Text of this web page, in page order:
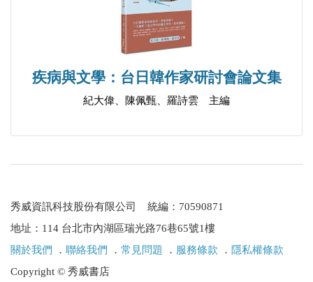
疾病與文學：台日韓作家研討會論文集
紀大偉、陳佩甄、羅詩雲 主編
秀威資訊科技股份有限公司 統編：70590871
地址：114 台北市內湖區瑞光路76巷65號1樓
關於我們
． 聯絡我們 ． 常見問題 ． 服務條款 ． 隱私權條款
Copyright © 秀威書店